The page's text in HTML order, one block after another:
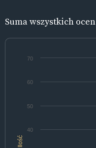
Suma wszystkich ocen
Ilość
40
50
60
70